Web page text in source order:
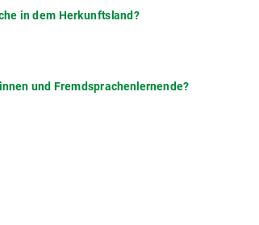
in dem Herkunftsland?
und Fremdsprachenlernende?